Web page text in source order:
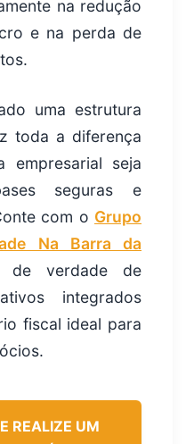
na redução
e na perda de
uma estrutura
toda a diferença
empresarial seja
seguras e
com o Grupo
Na Barra da
de verdade de
integrados
fiscal ideal para
REALIZE UM